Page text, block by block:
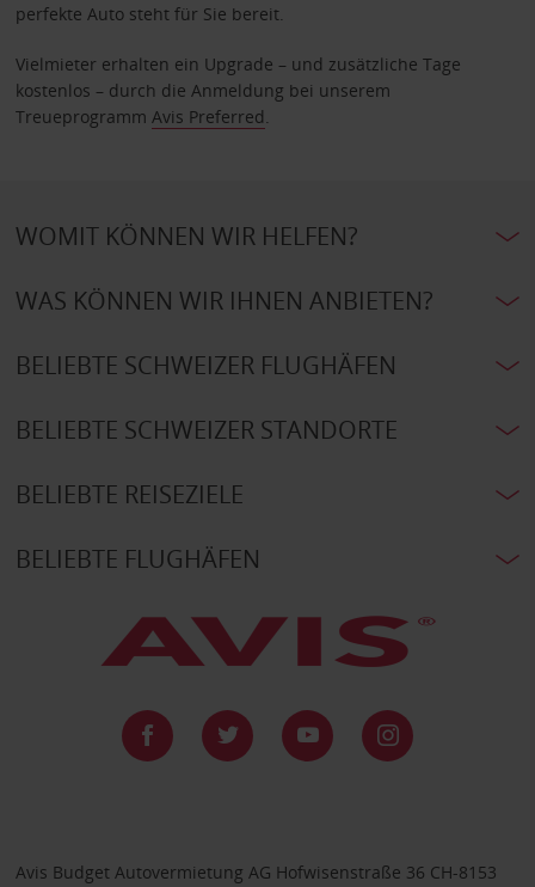
perfekte Auto steht für Sie bereit.
Vielmieter erhalten ein Upgrade – und zusätzliche Tage
kostenlos – durch die Anmeldung bei unserem
Treueprogramm Avis Preferred
WOMIT KÖNNEN WIR HELFEN?
WAS KÖNNEN WIR IHNEN ANBIETEN?
BELIEBTE SCHWEIZER FLUGHÄFEN
BELIEBTE SCHWEIZER STANDORTE
BELIEBTE REISEZIELE
BELIEBTE FLUGHÄFEN
Avis Budget Autovermietung AG Hofwisenstraße 36 CH-8153